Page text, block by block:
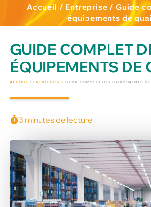
Accueil / Entreprise / Guide
équipements de quai
GUIDE COMPLET
ÉQUIPEMENTS DE
ACCUEIL /ENTREPRISE / GUIDE COMPLET DES ÉQUIPEMENTS DE
3 minutes de lecture